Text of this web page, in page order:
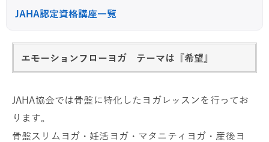
JAHA認定資格講座一覧
エモーションフローヨガ テーマは『希望』
JAHA協会では骨盤に特化したヨガレッスンを行ってお
ります。
骨盤スリムヨガ・妊活ヨガ・マタニティヨガ・産後ヨ